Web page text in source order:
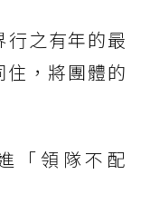
之有年的最
，將團體的
「領隊不配